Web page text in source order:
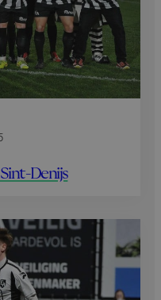
Denijs